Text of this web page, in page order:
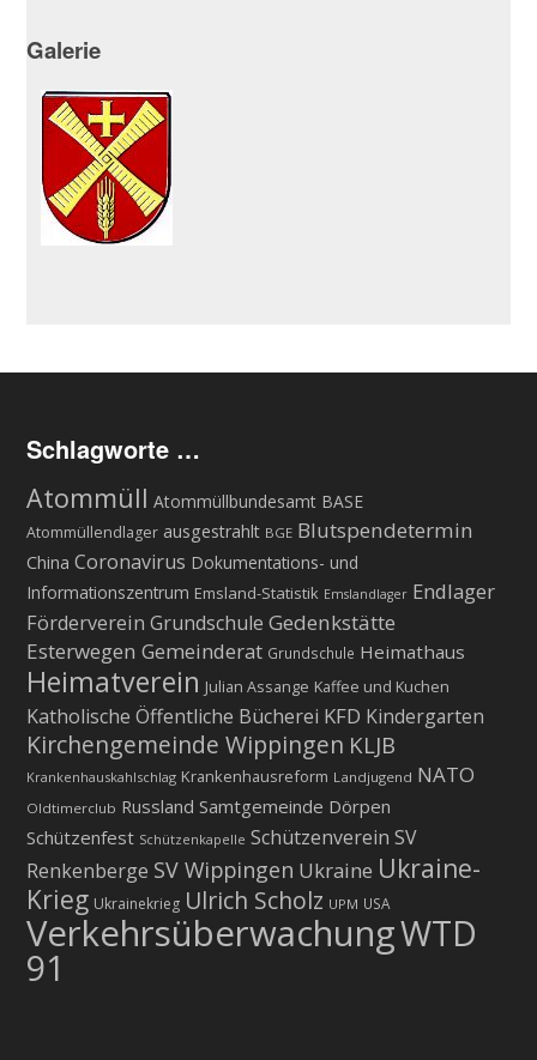
Galerie
Schlagworte …
Atommüll Atommüllbundesamt BASE
Atommüllendlager ausgestrahlt BGE Blutspendetermin
China Coronavirus Dokumentations- und
Informationszentrum Emsland-Statistik Emslandlager Endlager
Förderverein Grundschule Gedenkstätte
Esterwegen Gemeinderat Grundschule Heimathaus
Heimatverein Julian Assange Kaffee und Kuchen
Katholische Öffentliche Bücherei KFD Kindergarten
Kirchengemeinde Wippingen KLJB
Krankenhauskahlschlag Krankenhausreform Landjugend NATO
Oldtimerclub Russland Samtgemeinde Dörpen
Schützenfest Schützenkapelle Schützenverein SV
Renkenberge SV Wippingen Ukraine Ukraine-
Krieg Ukrainekrieg Ulrich Scholz UPM USA
VerkehrsüberwachungWTD
91